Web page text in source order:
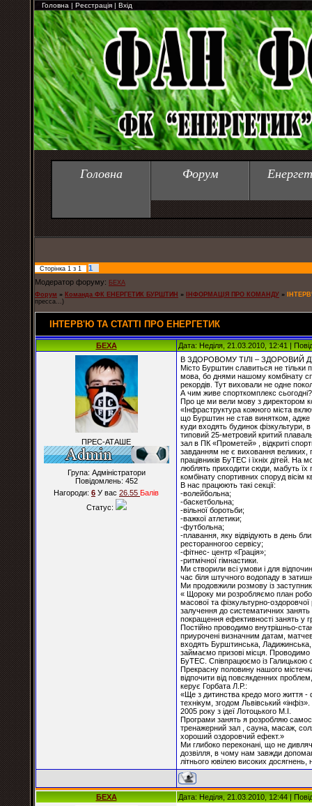
Головна | Реєстрація | Вхід
Головна Форум
Сторінка 1 з 1
1
Модератор форуму: БЕХА
Форум » Команда ФК ЕНЕРГЕТИК БУРШТИН » ІНФОРМАЦІЯ ПРО КОМАНДУ »
пресса...)
ІНТЕРВ'Ю ТА СТАТТІ ПРО ЕНЕРГЕТИК
БЕХА Дата: Неділя, 21.03.2010, 12:41 |
ПРЕС-АТАШЕ
Група: Адміністратори
Повідомлень: 452
Нагороди: 6 У вас 26.55 Балiв
Статус:
В ЗДОРОВОМУ ТІЛІ – ЗДОРОВИЙ
Місто Бурштин славиться не тільки
мова, бо днями нашому комбінату
рекордів. Тут виховали не одне
А чим живе спорткомплекс сьогодні?
Про це ми вели мову з директором
«Інфраструктура кожного міста
що Бурштин не став винятком, адже
куди входять будинок фізкультури,
типовий 25-метровий критий
зал в ПК «Прометей» , відкриті
завданням не є виховання великих,
працівників БуТЕС і їхніх дітей.
люблять приходити сюди, мабуть їх
комбінату спортивних споруд вісім
В нас працюють такі секції:
-волейбольна;
-баскетбольна;
-вільної боротьби;
-важкої атлетики;
-футбольна;
-плавання, яку відвідують в день
ресторанногоо сервісу;
-фітнес- центр «Грація»;
-ритмічної гімнастики.
Ми створили всі умови і для
час біля штучного водопаду в
Ми продовжили розмову із
« Щороку ми розробляємо план
масової та фізкультурно-
залучення до систематичних занять
покращення ефективності занять у
Постійно проводимо внутрішньо-
приурочені визначним датам,
входять Бурштинська, Ладижинська,
займаємо призові місця.
БуТЕС. Співпрацюємо із Галицькою
Прекрасну половину нашого
відпочити від повсякденних
керує Горбата Л.Р.:
«Ще з дитинства кредо мого життя -
технікум, згодом Львівський
2005 року з ідеї Лотоцького М.І.
Програми занять я розробляю
тренажерний зал , сауна, масаж,
хороший оздоровчий ефект.»
Ми глибоко переконані, що не
дозвілля, в чому нам завжди
літнього ювілею високих досягнень,
БЕХА Дата: Неділя, 21.03.2010, 12:44 |